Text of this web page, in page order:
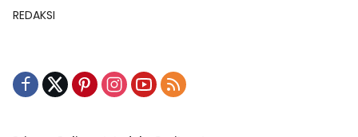
REDAKSI